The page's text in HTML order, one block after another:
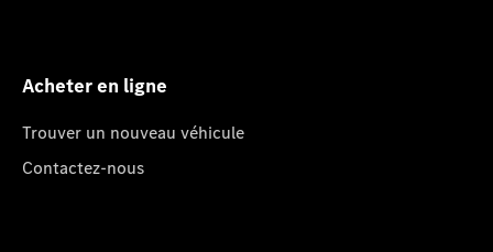
Acheter en ligne
Trouver un nouveau véhicule
Contactez-nous